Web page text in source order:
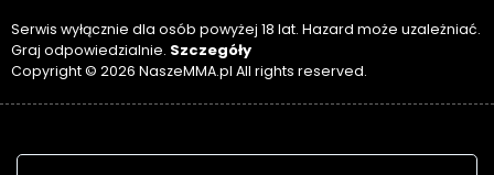
Serwis wyłącznie dla osób powyżej 18 lat. Hazard może uzależniać.
Graj odpowiedzialnie. Szczegóły
Copyright © 2026 NaszeMMA.pl All rights reserved.